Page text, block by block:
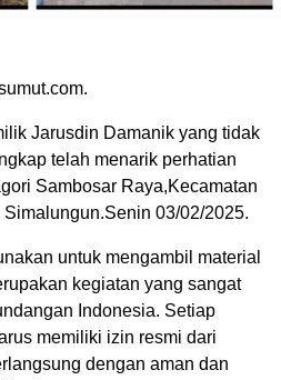
Jarusdin Damanik yang tidak
telah menarik perhatian
Sambosar Raya,Kecamatan
03/02/2025.
untuk mengambil material
kegiatan yang sangat
Indonesia. Setiap
memiliki izin resmi dari
dengan aman dan